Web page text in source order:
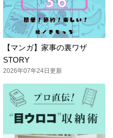
【マンガ】家事の裏ワザ
STORY
2026年07年24日更新